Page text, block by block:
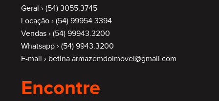
Geral › (54) 3055.3745
Locação › (54) 99954.3394
Vendas › (54) 99943.3200
Whatsapp › (54) 9943.3200
E-mail › betina.armazemdoimovel@gmail.com
Encontre